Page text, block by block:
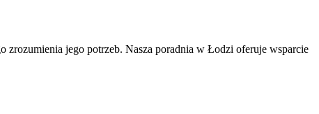
zrozumienia jego potrzeb. Nasza poradnia w Łodzi oferuje wsparcie